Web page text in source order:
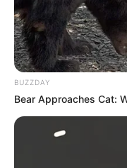
hrens_bau.htm
.
LaserTag in der
der LaserZone
modernsten
sich hier bereits
ausgestatteten
praktische Live-
detaillierten
BUZZDAY
Bear Approaches Cat: